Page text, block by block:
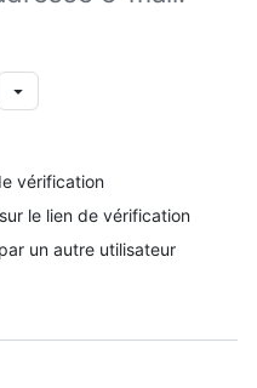
vérification
le lien de vérification
un autre utilisateur